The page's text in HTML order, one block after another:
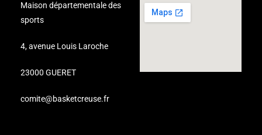
Maison départementale des
sports
4, avenue Louis Laroche
23000 GUERET
comite@basketcreuse.fr